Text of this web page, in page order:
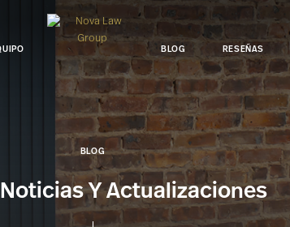
BLOG RESEÑAS
BLOG
Y Actualizaciones